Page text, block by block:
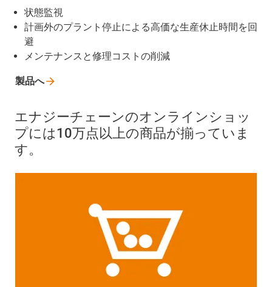
状態監視
計画外のプラント停止による高価な生産休止時間を回
避
メンテナンスと修理コストの削減
製品へ
エナジーチェーンのオンラインショッ
プには10万点以上の商品が揃っていま
す。